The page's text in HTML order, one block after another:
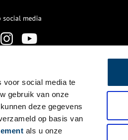
voor social media te
gebruik van onze
deze gegevens
op basis van
als u onze
social media